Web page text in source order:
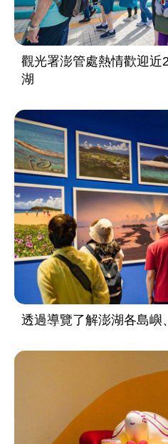
觀光署澎管處熱情歡迎近
湖
透過導覽了解澎湖各島嶼